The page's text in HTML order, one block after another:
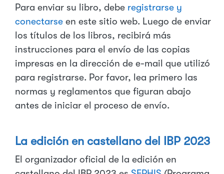
Para enviar su libro, debe registrarse y
conectarse en este sitio web. Luego de enviar
los títulos de los libros, recibirá más
instrucciones para el envío de las copias
impresas en la dirección de e-mail que utilizó
para registrarse. Por favor, lea primero las
normas y reglamentos que figuran abajo
antes de iniciar el proceso de envío.
La edición en castellano del IBP 2023
El organizador oficial de la edición en